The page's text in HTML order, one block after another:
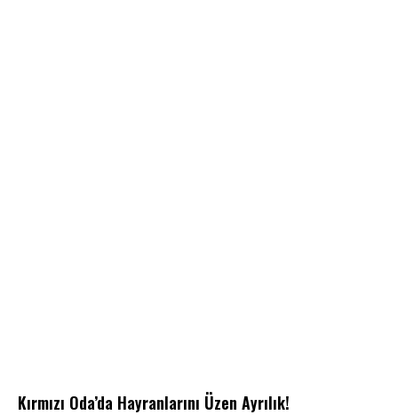
Kırmızı Oda’da Hayranlarını Üzen Ayrılık!